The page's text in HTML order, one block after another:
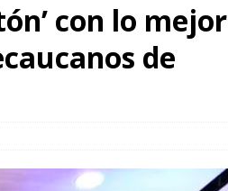
con lo mejor
de